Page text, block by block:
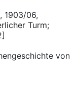
1903/06,
Turm;
von